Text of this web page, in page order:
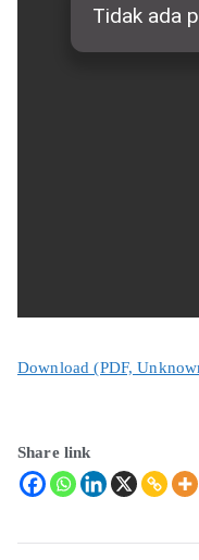
Download (PDF,
Share link